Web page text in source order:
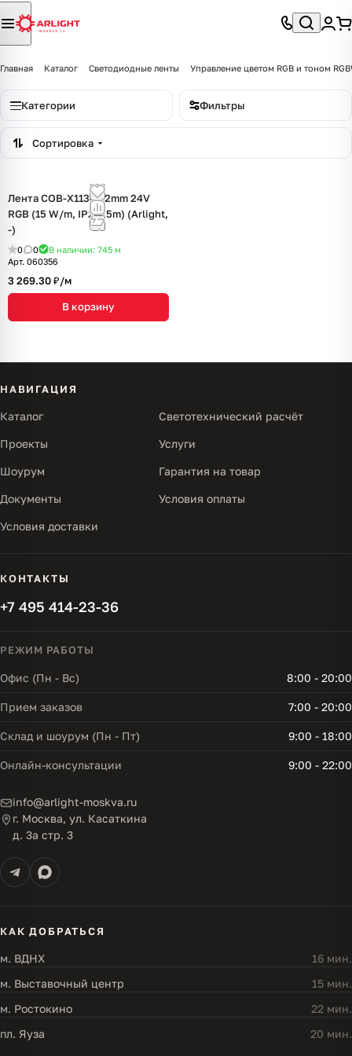
Главная Каталог Светодиодные ленты Управление цветом RGB и тоном
Категории Фильтры
Сортировка
Лента COB-X1134-12mm 24V
RGB (15 W/m, IP20, 5m) (Arlight,
-)
0 0 В наличии: 745 м
Арт. 060356
3 269.30 ₽/м
В корзину
НАВИГАЦИЯ
Каталог Светотехнический расчёт
Проекты Услуги
Шоурум Гарантия на товар
Документы Условия оплаты
Условия доставки
КОНТАКТЫ
+7 495 414-23-36
РЕЖИМ РАБОТЫ
Офис (Пн - Вс) 8:00 - 20:00
Прием заказов 7:00 - 20:00
Склад и шоурум (Пн - Пт) 9:00 - 18:00
Онлайн-консультации 9:00 - 22:00
info@arlight-moskva.ru
г. Москва, ул. Касаткина
д. 3а стр. 3
КАК ДОБРАТЬСЯ
м. ВДНХ
16 мин.
м. Выставочный центр
15 мин.
м. Ростокино
22 мин.
пл. Яуза
20 мин.